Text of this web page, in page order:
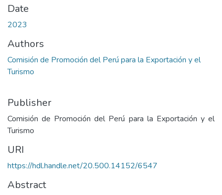
Date
2023
Authors
Comisión de Promoción del Perú para la Exportación y el
Turismo
Publisher
Comisión de Promoción del Perú para la Exportación y el
Turismo
URI
https://hdl.handle.net/20.500.14152/6547
Abstract